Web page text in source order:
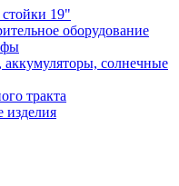
19"
оборудование
солнечные
тракта
изделия